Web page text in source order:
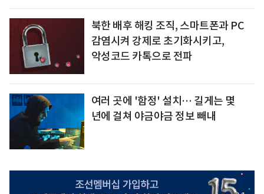
북한 배후 해킹 조직, 스마트폰과 PC
감염시켜 강제로 초기화시키고,
악성코드 카톡으로 전파
여러 곳에 '함정' 설치… 길게는 몇
년에 걸쳐 야금야금 정보 빼내